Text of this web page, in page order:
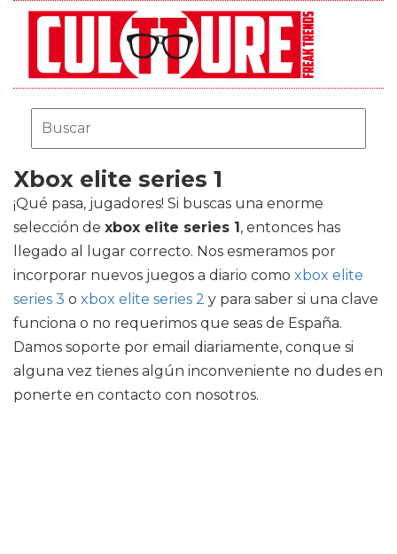
Xbox elite series 1
¡Qué pasa, jugadores! Si buscas una enorme
selección de xbox elite series 1, entonces has
llegado al lugar correcto. Nos esmeramos por
incorporar nuevos juegos a diario como xbox elite
series 3 o xbox elite series 2 y para saber si una clave
funciona o no requerimos que seas de España.
Damos soporte por email diariamente, conque si
alguna vez tienes algún inconveniente no dudes en
ponerte en contacto con nosotros.